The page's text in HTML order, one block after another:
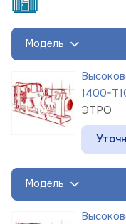
Модель
1400-
ЭТРО
Модель